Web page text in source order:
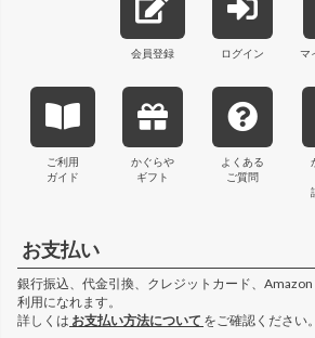
会員登録 ログイン
マ
ご利用
ガイド
かぐらや
ギフト
よくある
ご質問
お支払い
銀行振込、代金引換、クレジットカード、
利用になれます。
詳しくは お支払い方法について をご確認ください。